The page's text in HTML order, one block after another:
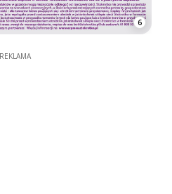
6
REKLAMA